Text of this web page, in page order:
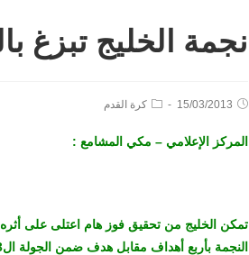
نجمة الخليج تبزغ
15/03/2013 كرة القدم
المركز الإعلامي – مكي المشامع :
تمكن الخليج من تحقيق فوز هام اعتلى على
النجمة بأربع أهداف مقابل هدف ضمن الجولة ال23 .